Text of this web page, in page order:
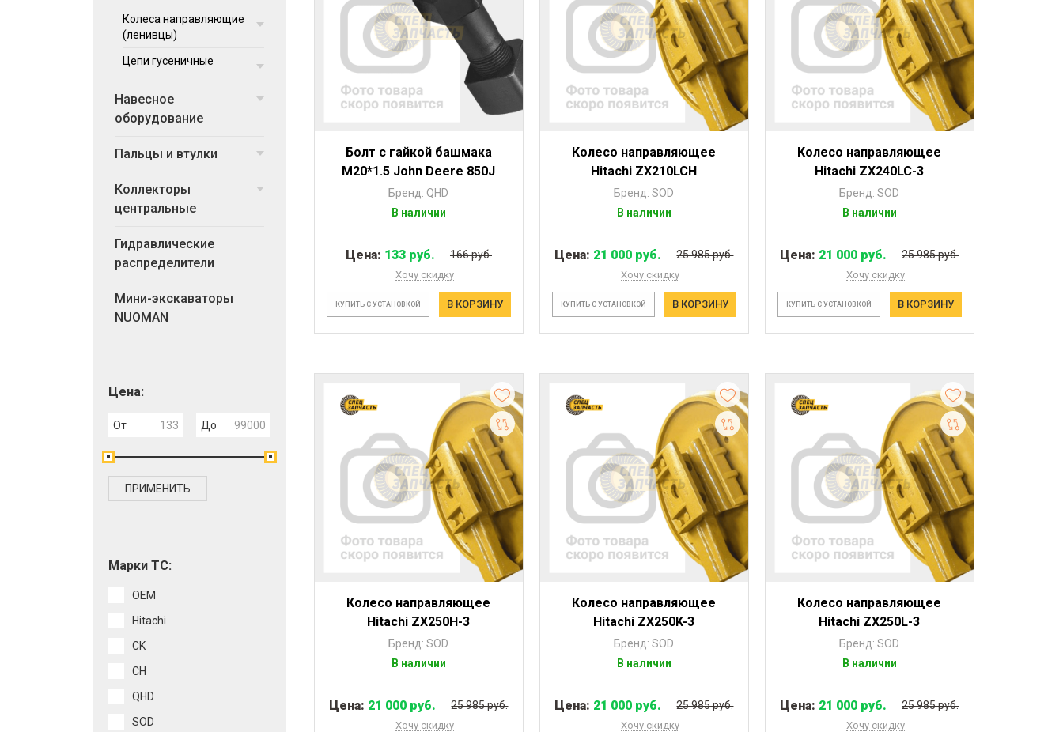
Колеса направляющие
(ленивцы)
Цепи гусеничные
Навесное
оборудование
Пальцы и втулки
Коллекторы
центральные
Гидравлические
распределители
Мини-экскаваторы
NUOMAN
Цена:
От До
ПРИМЕНИТЬ
Марки ТС:
OEM
Hitachi
CK
CH
QHD
SOD
Болт с гайкой башмака
M20*1.5 John Deere 850J
Бренд: QHD
В наличии
Цена: 133 руб. 166 руб.
Хочу скидку
КУПИТЬ С УСТАНОВКОЙ В КОРЗИНУ
Колесо направляющее
Hitachi ZX210LCH
Бренд: SOD
В наличии
Цена: 21 000 руб. 25 985 руб.
Хочу скидку
КУПИТЬ С УСТАНОВКОЙ В КОРЗИНУ
Колесо направляющее
Hitachi ZX240LC-3
Бренд: SOD
В наличии
Цена: 21 000 руб. 25 985 руб.
Хочу скидку
КУПИТЬ С УСТАНОВКОЙ В КОРЗИНУ
Колесо направляющее
Hitachi ZX250H-3
Бренд: SOD
В наличии
Цена: 21 000 руб. 25 985 руб.
Хочу скидку
Колесо направляющее
Hitachi ZX250K-3
Бренд: SOD
В наличии
Цена: 21 000 руб. 25 985 руб.
Хочу скидку
Колесо направляющее
Hitachi ZX250L-3
Бренд: SOD
В наличии
Цена: 21 000 руб. 25 985 руб.
Хочу скидку